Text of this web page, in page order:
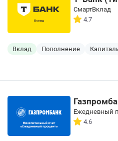
СмартВклад
4.7
Вклад Пополнение
Ежедневный
4.6